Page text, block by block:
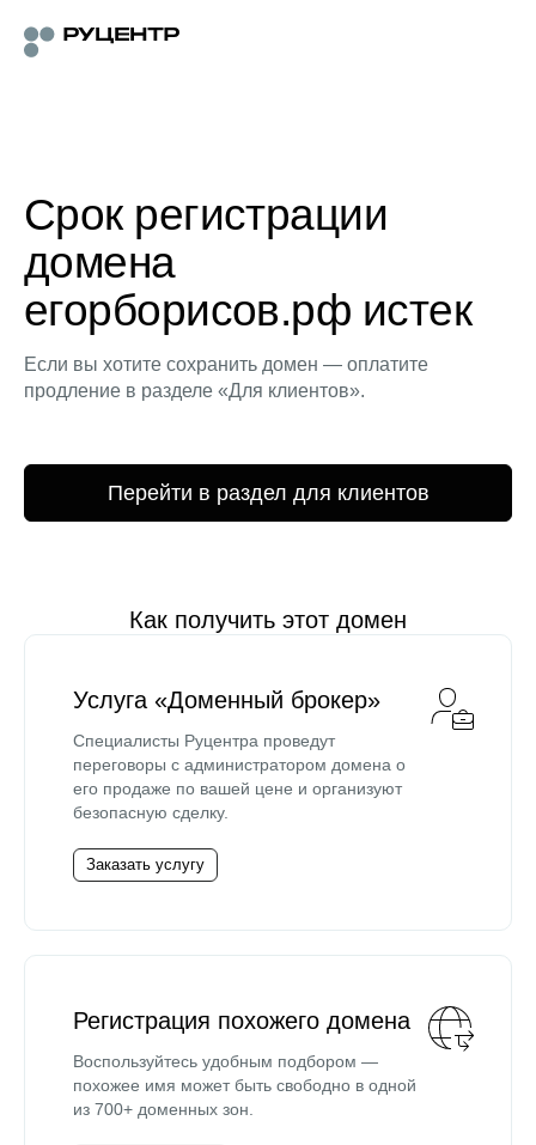
Срок регистрации
домена
егорборисов.рф истек
Если вы хотите сохранить домен — оплатите
продление в разделе «Для клиентов».
Перейти в раздел для клиентов
Как получить этот домен
Услуга «Доменный брокер»
Специалисты Руцентра проведут
переговоры с администратором домена о
его продаже по вашей цене и организуют
безопасную сделку.
Заказать услугу
Регистрация похожего домена
Воспользуйтесь удобным подбором —
похожее имя может быть свободно в одной
из 700+ доменных зон.